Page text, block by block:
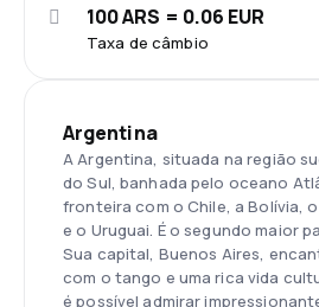
Taxa de câmbio
100 ARS = 0.06 EUR
Argentina
A Argentina, situada na região
do Sul, banhada pelo oceano
fronteira com o Chile, a Bolívia,
e o Uruguai. É o segundo maior
Sua capital, Buenos Aires,
com o tango e uma rica vida
é possível admirar